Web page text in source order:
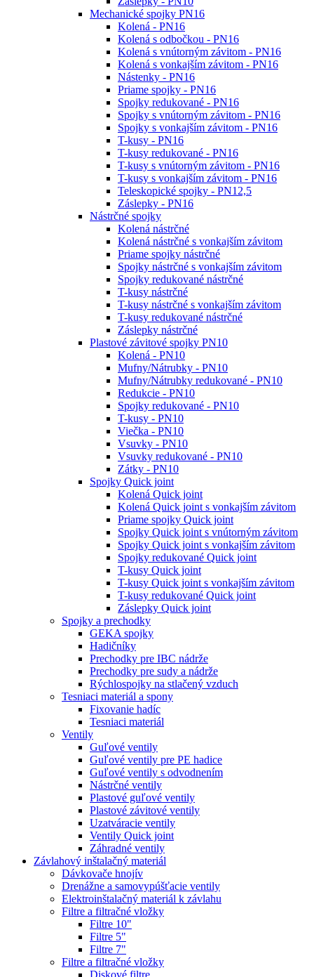
Mechanické spojky PN16
Kolená - PN16
Kolená s odbočkou - PN16
Kolená s vnútorným závitom - PN16
Kolená s vonkajším závitom - PN16
Nástenky - PN16
Priame spojky - PN16
Spojky redukované - PN16
Spojky s vnútorným závitom - PN16
Spojky s vonkajším závitom - PN16
T-kusy - PN16
T-kusy redukované - PN16
T-kusy s vnútorným závitom - PN16
T-kusy s vonkajším závitom - PN16
Teleskopické spojky - PN12,5
Záslepky - PN16
Nástrčné spojky
Kolená nástrčné
Kolená nástrčné s vonkajším závitom
Priame spojky nástrčné
Spojky nástrčné s vonkajším závitom
Spojky redukované nástrčné
T-kusy nástrčné
T-kusy nástrčné s vonkajším závitom
T-kusy redukované nástrčné
Záslepky nástrčné
Plastové závitové spojky PN10
Kolená - PN10
Mufny/Nátrubky - PN10
Mufny/Nátrubky redukované - PN10
Redukcie - PN10
Spojky redukované - PN10
T-kusy - PN10
Viečka - PN10
Vsuvky - PN10
Vsuvky redukované - PN10
Zátky - PN10
Spojky Quick joint
Kolená Quick joint
Kolená Quick joint s vonkajším závitom
Priame spojky Quick joint
Spojky Quick joint s vnútorným závitom
Spojky Quick joint s vonkajším závitom
Spojky redukované Quick joint
T-kusy Quick joint
T-kusy Quick joint s vonkajším závitom
T-kusy redukované Quick joint
Záslepky Quick joint
Spojky a prechodky
GEKA spojky
Hadičníky
Prechodky pre IBC nádrže
Prechodky pre sudy a nádrže
Rýchlospojky na stlačený vzduch
Tesniaci materiál a spony
Fixovanie hadíc
Tesniaci materiál
Ventily
Guľové ventily
Guľové ventily pre PE hadice
Guľové ventily s odvodnením
Nástrčné ventily
Plastové guľové ventily
Plastové závitové ventily
Uzatváracie ventily
Ventily Quick joint
Záhradné ventily
Závlahový inštalačný materiál
Dávkovače hnojív
Drenážne a samovypúšťacie ventily
Elektroinštalačný materiál k závlahu
Filtre a filtračné vložky
Filtre 10"
Filtre 5"
Filtre 7"
Filtre a filtračné vložky
Diskové filtre